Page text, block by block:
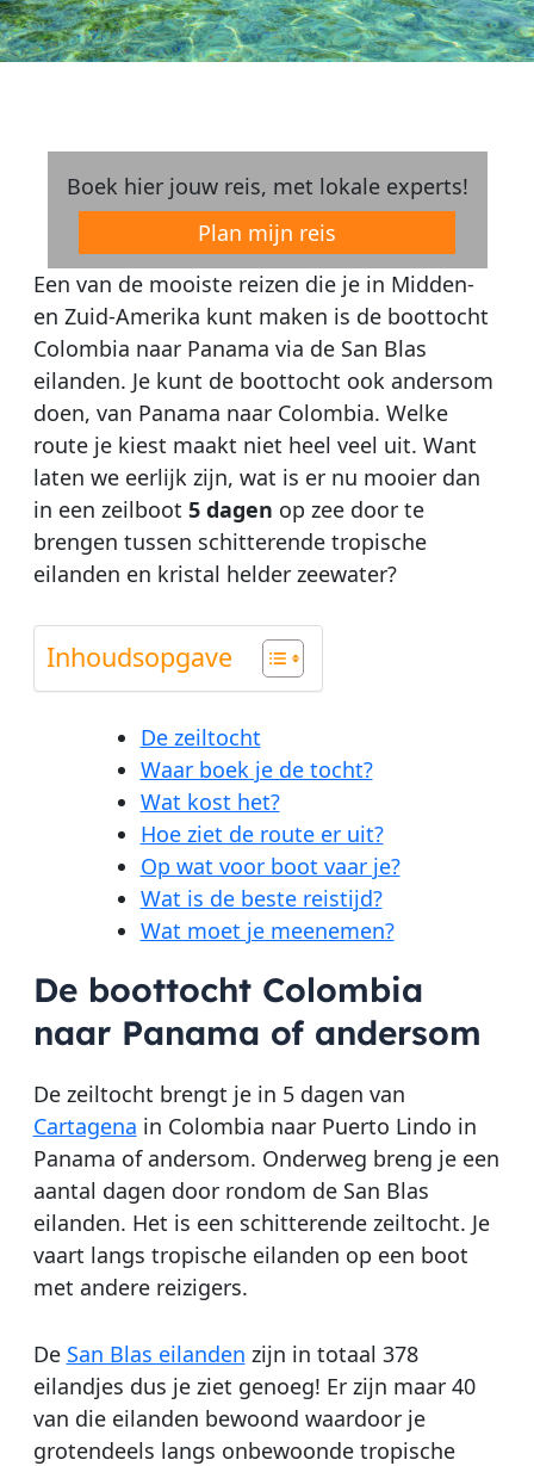
Boek hier jouw reis, met lokale experts!
Plan mijn reis
Een van de mooiste reizen die je in Midden-
en Zuid-Amerika kunt maken is de boottocht
Colombia naar Panama via de San Blas
eilanden. Je kunt de boottocht ook andersom
doen, van Panama naar Colombia. Welke
route je kiest maakt niet heel veel uit. Want
laten we eerlijk zijn, wat is er nu mooier dan
in een zeilboot 5 dagen op zee door te
brengen tussen schitterende tropische
eilanden en kristal helder zeewater?
Inhoudsopgave
De zeiltocht
Waar boek je de tocht?
Wat kost het?
Hoe ziet de route er uit?
Op wat voor boot vaar je?
Wat is de beste reistijd?
Wat moet je meenemen?
De boottocht Colombia
naar Panama of andersom
De zeiltocht brengt je in 5 dagen van
Cartagena in Colombia naar Puerto Lindo in
Panama of andersom. Onderweg breng je een
aantal dagen door rondom de San Blas
eilanden. Het is een schitterende zeiltocht. Je
vaart langs tropische eilanden op een boot
met andere reizigers.
De San Blas eilanden zijn in totaal 378
eilandjes dus je ziet genoeg! Er zijn maar 40
van die eilanden bewoond waardoor je
grotendeels langs onbewoonde tropische